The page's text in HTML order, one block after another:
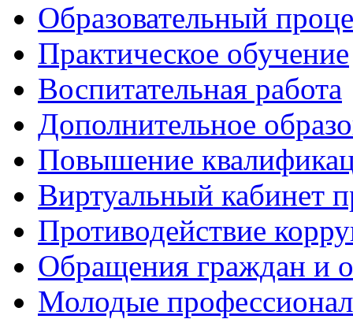
Образовательный
Практическое обучение
Воспитательная работа
Дополнительное
Повышение
Виртуальный кабинет
Противодействие
Обращения граждан и
Молодые